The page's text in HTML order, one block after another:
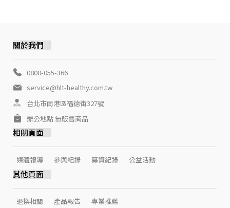
關於我們
0800-055-366
service@hlt-healthy.com.tw
台北市南港區福德街327號
辦公地點 無販售商品
相關頁面
媒體報導 參與紀錄 募資紀錄 公益活動
其他頁面
退換相關 產品報告
專業推薦